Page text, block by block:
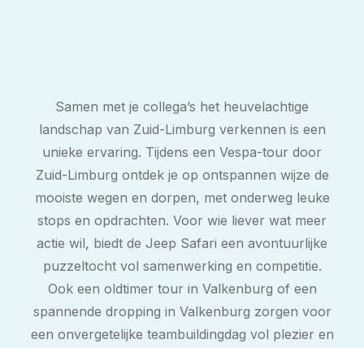
Samen met je collega’s het heuvelachtige
landschap van Zuid-Limburg verkennen is een
unieke ervaring. Tijdens een Vespa-tour door
Zuid-Limburg ontdek je op ontspannen wijze de
mooiste wegen en dorpen, met onderweg leuke
stops en opdrachten. Voor wie liever wat meer
actie wil, biedt de Jeep Safari een avontuurlijke
puzzeltocht vol samenwerking en competitie.
Ook een oldtimer tour in Valkenburg of een
spannende dropping in Valkenburg zorgen voor
een onvergetelijke teambuildingdag vol plezier en